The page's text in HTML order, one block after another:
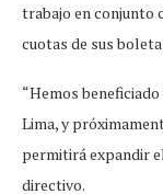
trabajo en conjunto
cuotas de sus
“Hemos
Lima, y
permitirá expandir
directivo.